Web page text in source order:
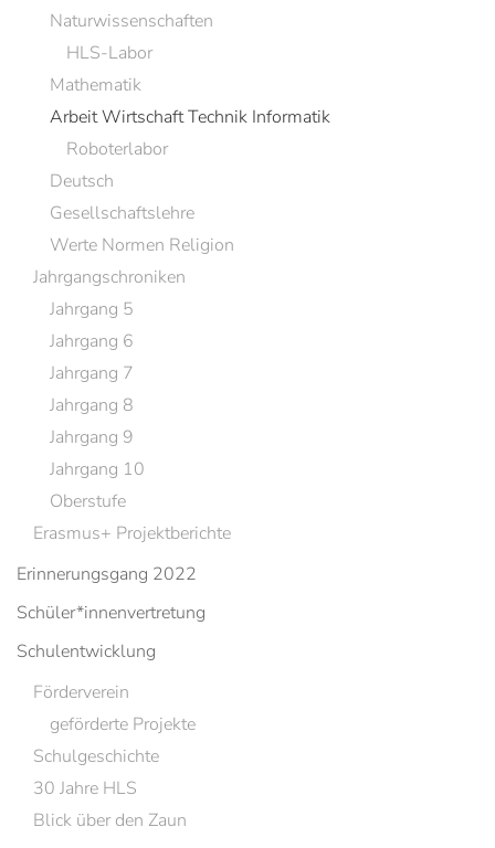
Naturwissenschaften
HLS-Labor
Mathematik
Arbeit Wirtschaft Technik Informatik
Roboterlabor
Deutsch
Gesellschaftslehre
Werte Normen Religion
Jahrgangschroniken
Jahrgang 5
Jahrgang 6
Jahrgang 7
Jahrgang 8
Jahrgang 9
Jahrgang 10
Oberstufe
Erasmus+ Projektberichte
Erinnerungsgang 2022
Schüler*innenvertretung
Schulentwicklung
Förderverein
geförderte Projekte
Schulgeschichte
30 Jahre HLS
Blick über den Zaun